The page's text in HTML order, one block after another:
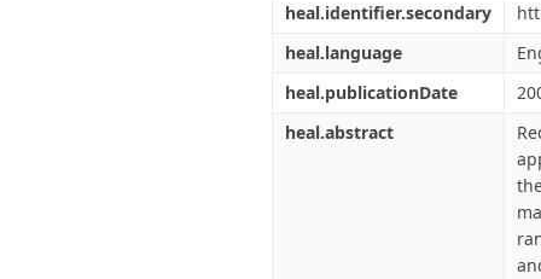
heal.identifier.secondary
heal.language
heal.publicationDate
heal.abstract